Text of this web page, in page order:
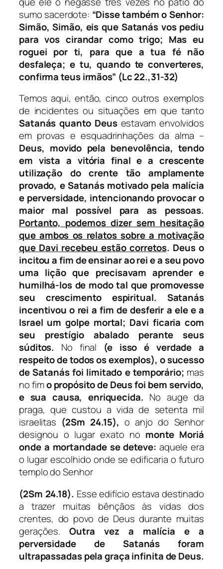
sumo sacerdote: “Disse também o Senhor:
Simão, Simão, eis que Satanás vos pediu
para vos cirandar como trigo; Mas eu
roguei por ti, para que a tua fé não
desfaleça; e tu, quando te converteres,
confirma teus irmãos” (Lc 22.,31-32)
Temos aqui, então, cinco outros exemplos
de incidentes ou situações em que tanto
Satanás quanto Deusestavam envolvidos
em provas e esquadrinhações da alma –
Deus, movido pela benevolência, tendo
em vista a vitória final e a crescente
utilização do crente tão amplamente
provado, e Satanás motivado pela malícia
e perversidade, intencionando provocar o
maior mal possível para as pessoas.
Portanto, podemos dizer sem hesitação
que ambos os relatos sobre a motivação
que Davi recebeu estão corretos. Deus o
incitou a fim de ensinar ao rei e a seu povo
uma lição que precisavam aprender e
humilhá-los de modo tal que promovesse
seu crescimento espiritual. Satanás
incentivou o rei a fim de desferir a ele e a
Israel um golpe mortal; Davi ficaria com
seu prestígio abalado perante seus
súditos. No final (e isso é verdade a
respeito de todos os exemplos), o sucesso
de Satanás foi limitado e temporário; mas
no fimo propósito de Deus foi bem servido,
e sua causa, enriquecida. No auge da
praga, que custou a vida de setenta mil
israelitas (2Sm 24.15), o anjo do Senhor
designou o lugar exato no monte Moriá
onde a mortandade se deteve: aquele era
o lugar escolhido onde se edificaria o futuro
templo do Senhor
(2Sm 24.18). Esse edifício estava destinado
a trazer muitas bênçãos às vidas dos
crentes, do povo de Deus durante muitas
gerações.Outra vez a malícia e a
perversidade de Satanás foram
ultrapassadas pela graça infinita de Deus.